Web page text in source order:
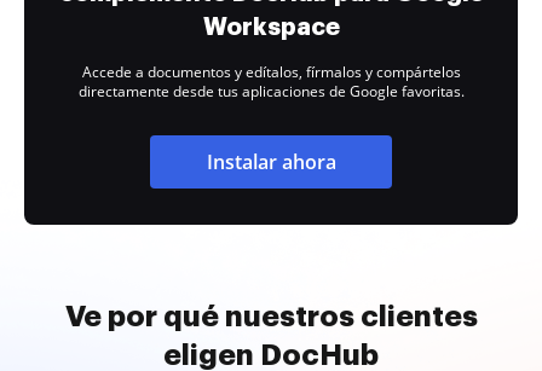
Workspace
Accede a documentos y edítalos, fírmalos y compártelos
directamente desde tus aplicaciones de Google favoritas.
Instalar ahora
Ve por qué nuestros clientes
eligen DocHub